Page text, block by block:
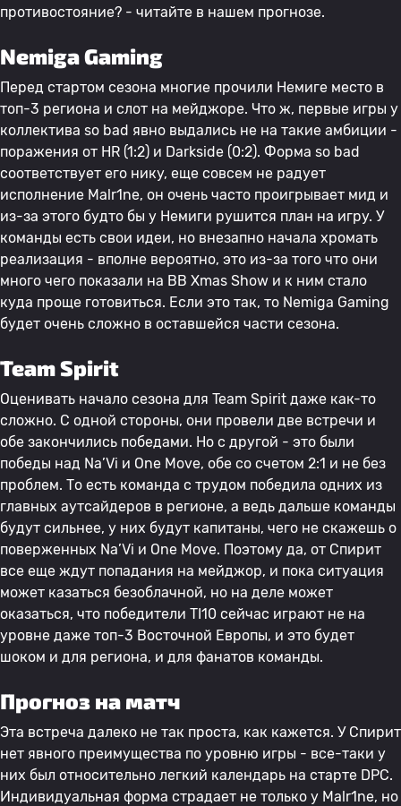
противостояние? - читайте в нашем прогнозе.
Nemiga Gaming
Перед стартом сезона многие прочили Немиге место в
топ-3 региона и слот на мейджоре. Что ж, первые игры у
коллектива so bad явно выдались не на такие амбиции -
поражения от HR (1:2) и Darkside (0:2). Форма so bad
соответствует его нику, еще совсем не радует
исполнение Malr1ne, он очень часто проигрывает мид и
из-за этого будто бы у Немиги рушится план на игру. У
команды есть свои идеи, но внезапно начала хромать
реализация - вполне вероятно, это из-за того что они
много чего показали на BB Xmas Show и к ним стало
куда проще готовиться. Если это так, то Nemiga Gaming
будет очень сложно в оставшейся части сезона.
Team Spirit
Оценивать начало сезона для Team Spirit даже как-то
сложно. С одной стороны, они провели две встречи и
обе закончились победами. Но с другой - это были
победы над Na’Vi и One Move, обе со счетом 2:1 и не без
проблем. То есть команда с трудом победила одних из
главных аутсайдеров в регионе, а ведь дальше команды
будут сильнее, у них будут капитаны, чего не скажешь о
поверженных Na’Vi и One Move. Поэтому да, от Спирит
все еще ждут попадания на мейджор, и пока ситуация
может казаться безоблачной, но на деле может
оказаться, что победители TI10 сейчас играют не на
уровне даже топ-3 Восточной Европы, и это будет
шоком и для региона, и для фанатов команды.
Прогноз на матч
Эта встреча далеко не так проста, как кажется. У Спирит
нет явного преимущества по уровню игры - все-таки у
них был относительно легкий календарь на старте DPC.
Индивидуальная форма страдает не только у Malr1ne, но